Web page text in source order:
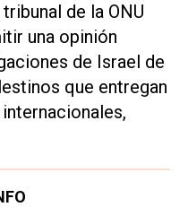
de la ONU
una opinión
de Israel de
que entregan